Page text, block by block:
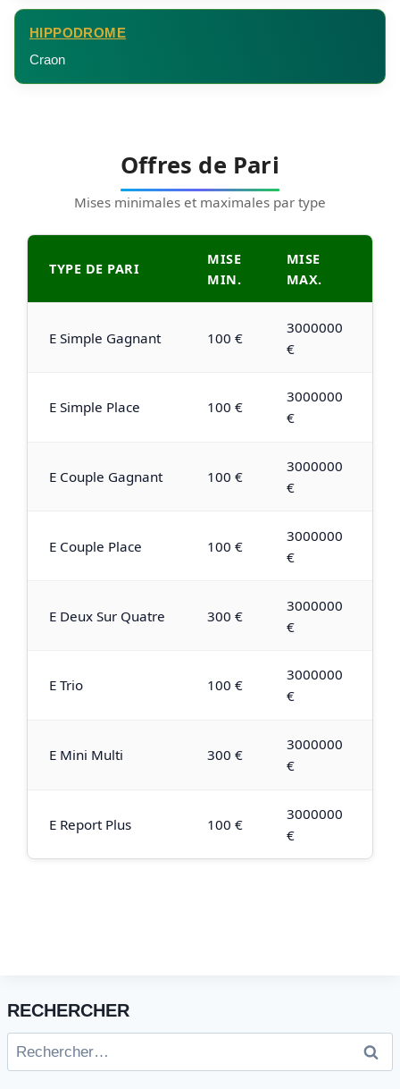
HIPPODROME
Craon
Offres de Pari
Mises minimales et maximales par type
TYPE DE PARI
MISE
MIN.
MISE
MAX.
E Simple Gagnant 100 €
3000000
€
E Simple Place 100 €
3000000
€
E Couple Gagnant 100 €
3000000
€
E Couple Place 100 €
3000000
€
E Deux Sur Quatre 300 €
3000000
€
E Trio 100 €
3000000
€
E Mini Multi 300 €
3000000
€
E Report Plus 100 €
3000000
€
RECHERCHER
Rechercher :